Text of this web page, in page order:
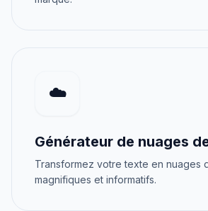
☁️
Générateur de nuages
Transformez votre texte en nuages
magnifiques et informatifs.